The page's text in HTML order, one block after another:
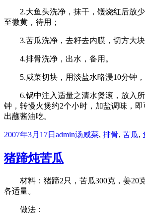
2.大鱼头洗净，抹干，镬烧红后放少
至微黄，待用；
3.苦瓜洗净，去籽去内膜，切方大块
4.排骨洗净，出水，备用。
5.咸菜切块，用淡盐水略浸10分钟，
6.锅中注入适量之清水煲滚，放入所
钟，转慢火煲约2个小时，加盐调味，
出蘸酱油吃。
Posted
2007年3月17日 Author
adminCategories
汤Tags
咸菜, 排骨, 苦瓜,
猪蹄炖苦瓜
材料：猪蹄2只，苦瓜300克，姜20
各适量。
做法：